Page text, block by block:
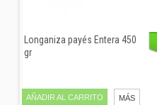
Longaniza payés Entera 450
gr
AÑADIR AL CARRITO MÁS